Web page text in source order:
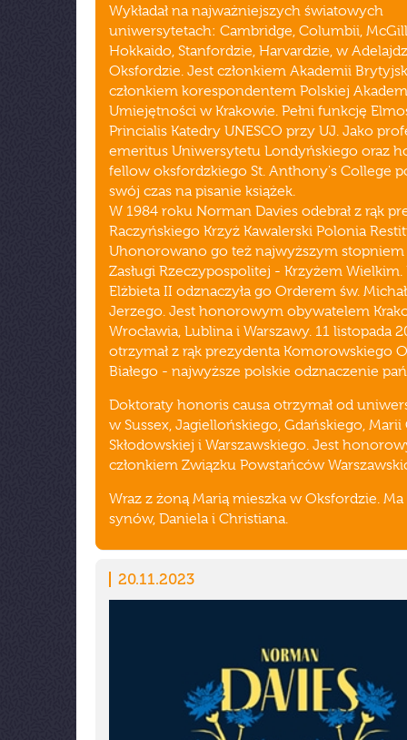
Wykładał na najważniejszych światowych
uniwersytetach: Cambridge, Columbii,
Hokkaido, Stanfordzie, Harvardzie, w
Oksfordzie. Jest członkiem Akademii
członkiem korespondentem Polskiej
Umiejętności w Krakowie. Pełni funkcję
Princialis Katedry UNESCO przy UJ. Jako
emeritus Uniwersytetu Londyńskiego oraz
fellow oksfordzkiego St. Anthony's College
swój czas na pisanie książek.
W 1984 roku Norman Davies odebrał z rąk
Raczyńskiego Krzyż Kawalerski Polonia
Uhonorowano go też najwyższym
Zasługi Rzeczypospolitej - Krzyżem
Elżbieta II odznaczyła go Orderem św.
Jerzego. Jest honorowym obywatelem
Wrocławia, Lublina i Warszawy. 11 listopada
otrzymał z rąk prezydenta Komorowskiego
Białego - najwyższe polskie odznaczenie
Doktoraty honoris causa otrzymał od
w Sussex, Jagiellońskiego, Gdańskiego,
Skłodowskiej i Warszawskiego. Jest
członkiem Związku Powstańców
Wraz z żoną Marią mieszka w Oksfordzie.
synów, Daniela i Christiana.
20.11.2023